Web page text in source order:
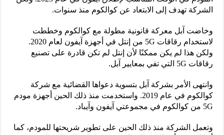
الشركة تهدف إلى الابتعاد عن كوالكوم منذ سنوات.
وخاضت آبل معركة قانونية مطولة مع كوالكوم وخططت
لاستخدام رقاقات 5G من إنتل في أجهزة آيفون لعام 2020.
ولكن هذا لم يكن ممكنًا لأن إنتل لم تكن قادرة على تصنيع
رقاقات 5G التي تفي بمعايير آبل.
وانتهى الأمر بشركة آبل بتسوية دعواها القضائية مع شركة
كوالكوم في عام 2019. واستخدمت منذ ذلك الحين أجهزة مودم
5G من كوالكوم في مجموعتي آيفون وآيباد.
وتعمل الشركة منذ ذلك الحين على تطوير شريحتها للمودم، كما